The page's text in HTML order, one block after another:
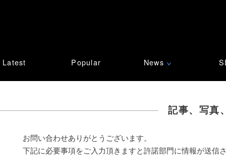
Latest Popular News ∨
記事、写真
お問い合わせありがとうございます。
下記に必要事項をご入力頂きますと許諾部門に情報が送信